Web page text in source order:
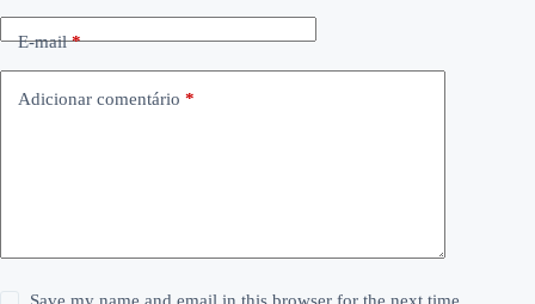
E-mail*
Adicionar comentário *